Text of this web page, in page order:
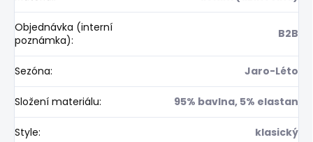
Objednávka (interní
poznámka): B2B
Sezóna: Jaro-Léto
Složení materiálu: 95% bavlna, 5% elastan
Style: klasický